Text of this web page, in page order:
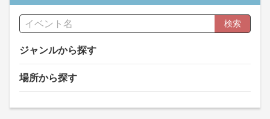
検索
ジャンルから探す
場所から探す